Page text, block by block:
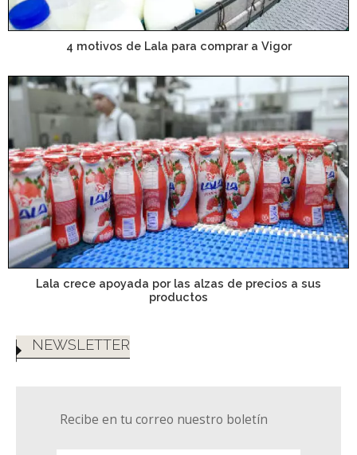
4 motivos de Lala para comprar a Vigor
Lala crece apoyada por las alzas de precios a sus
productos
NEWSLETTER
Recibe en tu correo nuestro boletín